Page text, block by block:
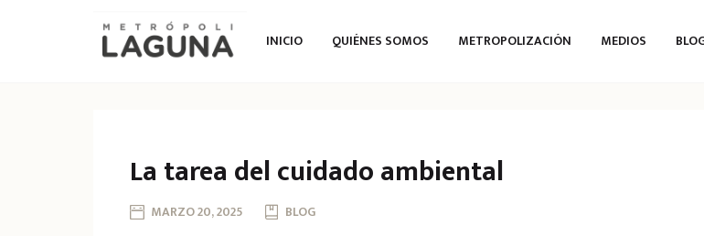
INICIO QUIÉNES SOMOS METROPOLIZACIÓN MEDIOS
La tarea del cuidado ambiental
MARZO 20, 2025 BLOG